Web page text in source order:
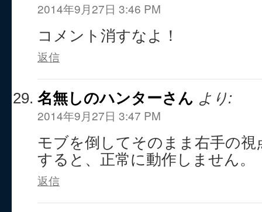
2014年9月27日 3:46 PM
コメント消すなよ！
返信
名無しのハンターさん より:
2014年9月27日 3:47 PM
モブを倒してそのまま右手の視
すると、正常に動作しません。
返信